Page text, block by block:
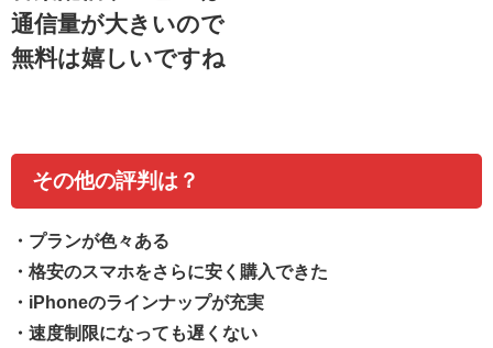
通信量が大きいので
無料は嬉しいですね
その他の評判は？
・ プランが色々ある
・格安のスマホをさらに安く購入できた
・iPhoneのラインナップが充実
・速度制限になっても遅くない